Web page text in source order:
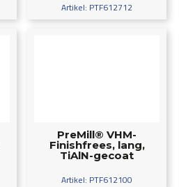
Artikel: PTF612712
PreMill® VHM-
Finishfrees, lang,
TiAlN-gecoat
Artikel: PTF612100